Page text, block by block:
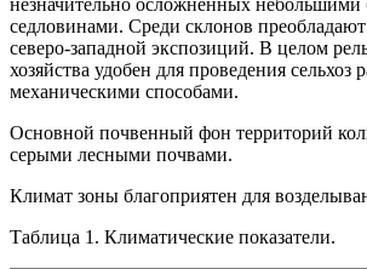
седловинами. Среди склонов
северо-западной экспозиций. В целом
хозяйства удобен для проведения сельхоз
механическими способами.
Основной почвенный фон территорий
серыми лесными почвами.
Климат зоны благоприятен для
Таблица 1. Климатические показатели.